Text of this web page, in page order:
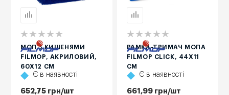
МОП З КИШЕНЯМИ
FILMOP, АКРИЛОВИЙ,
60Х12 СМ
Є в наявності
652,75 грн/шт
РАМКА-ТРИМАЧ МОПА
FILMOP CLICK, 44Х11
СМ
Є в наявності
661,99грн/шт